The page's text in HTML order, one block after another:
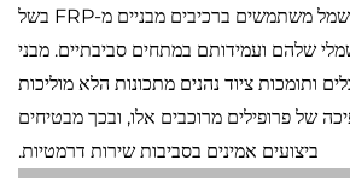
מתקני ייצור והעברת חשמל משתמשים ברכיבים מבניים מ-FRP בשל
שלהם ועמידותם במתחים סביבתיים. מבני
ותומכות ציוד נהנים מתכונות הלא מוליכות
של פרופילים מרוכבים אלו, ובכך מבטיחים
ביצועים אמינים בסביבות שירות דרמטיות.